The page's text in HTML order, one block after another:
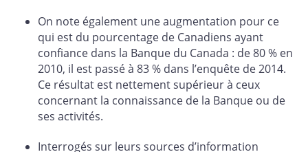
On note également une augmentation pour ce
qui est du pourcentage de Canadiens ayant
confiance dans la Banque du Canada : de 80 % en
2010, il est passé à 83 % dans l’enquête de 2014.
Ce résultat est nettement supérieur à ceux
concernant la connaissance de la Banque ou de
ses activités.
Interrogés sur leurs sources d’information